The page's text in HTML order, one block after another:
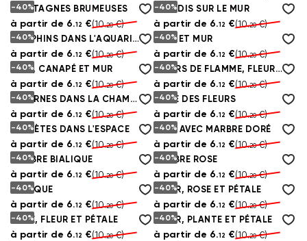
-40%
MONTAGNES BRUMEUSES
à partir de 6.12 €(10.20€)
-40%
PARADIS SUR LE MUR
à partir de 6.12 €(10.20€)
-40% DOLPHINS DANS L'AQUARIUM
à partir de 6.12 €(10.20€)
-40%
LION ET MUR
à partir de 6.12 €(10.20€)
-40%
BLEU, CANAPÉ ET MUR
à partir de 6.12 €(10.20€)
-40% FLEURS DE FLAMME, FLEURS ET ART CONTEMPORAIN
à partir de 6.12 €(10.20€)
-40% LICORNES DANS LA CHAMBRE DES ENFANTS
à partir de 6.12 €(10.20€)
-40%
FAIRE DES FLEURS
à partir de 6.12 €(10.20€)
-40%
PLANÈTES DANS L'ESPACE
à partir de 6.12 €(10.20€)
-40%
NOIR AVEC MARBRE DORÉ
à partir de 6.12 €(10.20€)
-40%
MARBRE BIALIQUE
à partir de 6.12 €(10.20€)
-40%
MARBRE ROSE
à partir de 6.12 €(10.20€)
-40%
MUSIQUE
à partir de 6.12 €(10.20€)
-40%
FLEUR, ROSE ET PÉTALE
à partir de 6.12 €(10.20€)
-40%
ROSE, FLEUR ET PÉTALE
à partir de 6.12 €(10.20€)
-40%
FLEUR, PLANTE ET PÉTALE
à partir de 6.12 €(10.20€)